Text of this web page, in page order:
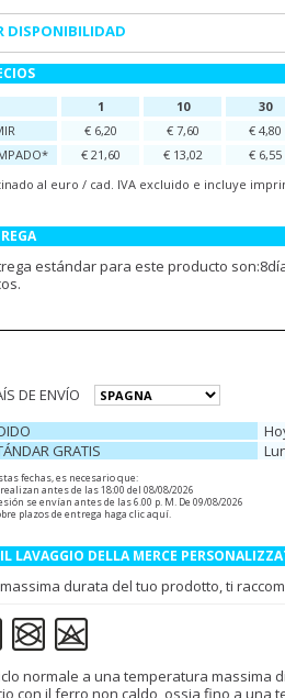
DISPONIBILIDAD
1 10 30
€ 6,20 € 7,60 € 4,80
€ 21,60 € 13,02 € 6,55
al euro / cad. IVA excluido e incluye
estándar para este producto
DE ENVÍO
GRATIS
fechas, es necesario que:
antes de las 18:00 del 08/08/2026
se envían antes de las 6.00 p. M. De 09/08/2026
plazos de entrega haga clic aquí.
LAVAGGIO DELLA MERCE
durata del tuo prodotto, ti
normale a una temperatura massima di
con il ferro non caldo, ossia fino a una